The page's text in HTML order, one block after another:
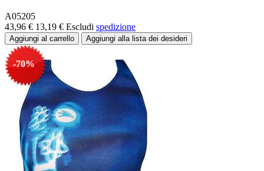
A05205
43,96 € 13,19 € Escludi spedizione
-70%